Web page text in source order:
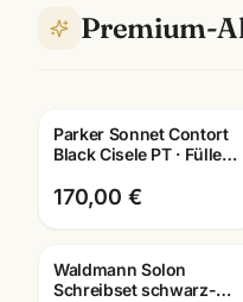
Premium-
Gravur
Parker Sonnet Contort
Black Cisele PT · Füller +
Edition
170,00 €
Gravur
Waldmann Solon
Schreibset schwarz-